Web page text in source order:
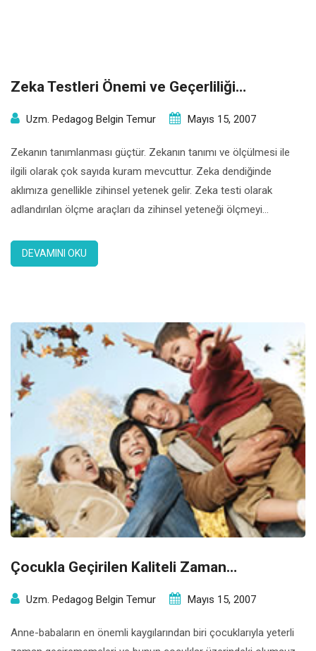
Zeka Testleri Önemi ve Geçerliliği…
Uzm. Pedagog Belgin Temur Mayıs 15, 2007
Zekanın tanımlanması güçtür. Zekanın tanımı ve ölçülmesi ile
ilgili olarak çok sayıda kuram mevcuttur. Zeka dendiğinde
aklımıza genellikle zihinsel yetenek gelir. Zeka testi olarak
adlandırılan ölçme araçları da zihinsel yeteneği ölçmeyi
amaçladığı şeyi ölçebilme gücüdür. Zeka testinin geçerliği
denilince de testin zekayı gerçek anlamda ölçebilme güçünü
DEVAMINI OKU
Çocukla Geçirilen Kaliteli Zaman…
Uzm. Pedagog Belgin Temur Mayıs 15, 2007
Anne-babaların en önemli kaygılarından biri çocuklarıyla yeterli